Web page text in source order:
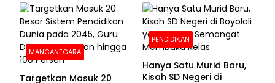
Sekolah
MANCANEGARA
Targetkan Masuk 20
PENDIDIKAN
Hanya Satu Murid Baru,
Kisah SD Negeri di